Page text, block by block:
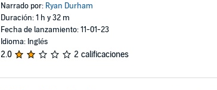
Narrado por: Ryan Durham
Duración: 1 h y 32 m
Fecha de lanzamiento: 11-01-23
Idioma: Inglés
2.0 2 calificaciones